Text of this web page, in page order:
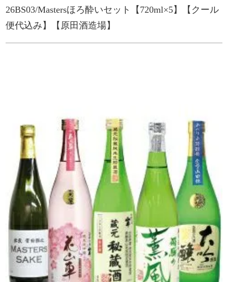
26BS03/Mastersほろ酔いセット【720ml×5】【クール
便代込み】【原田酒造場】